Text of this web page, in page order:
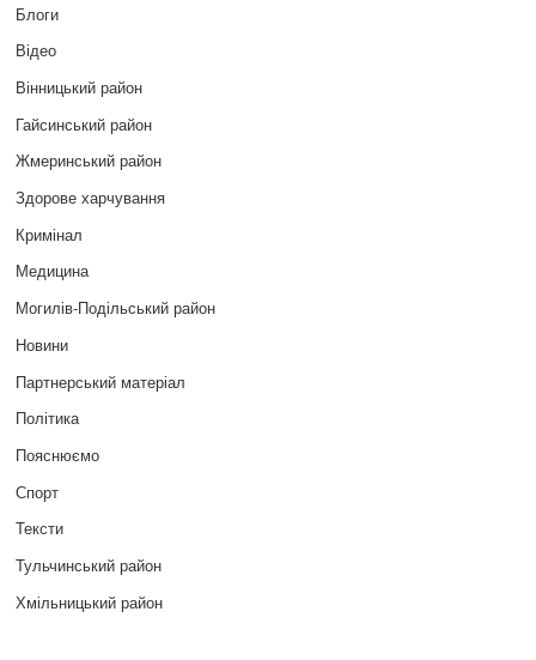
Блоги
Відео
Вінницький район
Гайсинський район
Жмеринський район
Здорове харчування
Кримінал
Медицина
Могилів-Подільський район
Новини
Партнерський матеріал
Політика
Пояснюємо
Спорт
Тексти
Тульчинський район
Хмільницький район